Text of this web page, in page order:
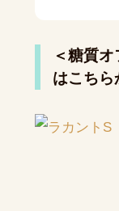
＜糖質
はこちら